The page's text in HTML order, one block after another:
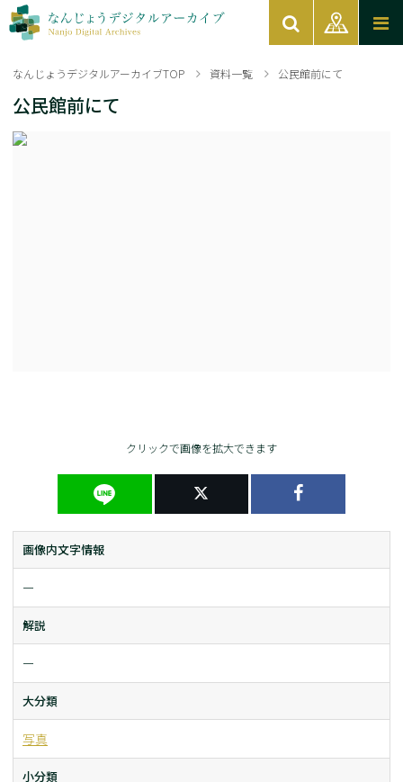
なんじょうデジタルアーカイブTOP 資料一覧 公民館前にて
公民館前にて
クリックで画像を拡大できます
画像内文字情報
ー
解説
ー
大分類
写真
小分類